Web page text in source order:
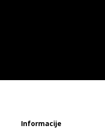
Informacije